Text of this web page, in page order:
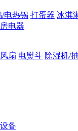
/电热锅 打蛋器 冰淇
电器
扇 电熨斗 除湿机/
备